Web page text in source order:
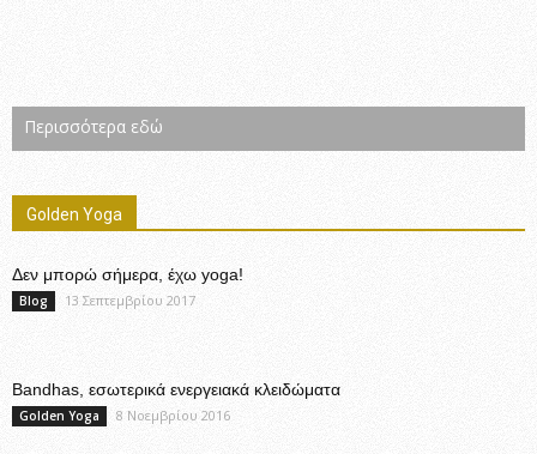
Περισσότερα εδώ
Golden Yoga
Δεν μπορώ σήμερα, έχω yoga!
Blog 13 Σεπτεμβρίου 2017
Bandhas, εσωτερικά ενεργειακά κλειδώματα
Golden Yoga 8 Νοεμβρίου 2016